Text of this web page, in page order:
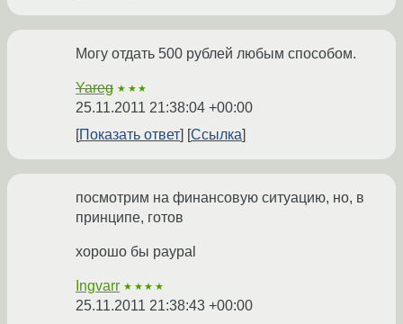
Могу отдать 500 рублей любым способом.
Yareg ★★★
25.11.2011 21:38:04 +00:00
Показать ответ
Ссылка
посмотрим на финансовую ситуацию, но, в
принципе, готов
хорошо бы paypal
Ingvarr ★★★★
25.11.2011 21:38:43 +00:00